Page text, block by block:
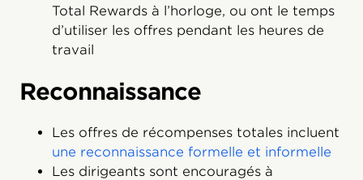
Total Rewards à l’horloge, ou ont le temps
d’utiliser les offres pendant les heures de
travail
Reconnaissance
Les offres de récompenses totales incluent
une reconnaissance formelle et informelle
Les dirigeants sont encouragés à